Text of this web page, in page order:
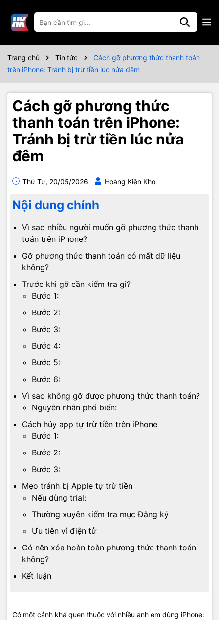
Trang chủ Tin tức
Cách gỡ phương thức thanh toán
trên iPhone: Tránh bị trừ tiền lúc nửa đêm
Cách gỡ phương thức
thanh toán trên iPhone:
Tránh bị trừ tiền lúc nửa
đêm
Thứ Tư, 20/05/2026 Hoàng Kiên Kho
Nội dung chính
Vì sao nhiều người muốn gỡ phương thức thanh
toán trên iPhone?
Gỡ phương thức thanh toán có mất dữ liệu
không?
Trước khi gỡ cần kiểm tra gì?
Bước 1:
Bước 2:
Bước 3:
Bước 4:
Bước 5:
Bước 6:
Vì sao không gỡ được phương thức thanh toán?
Nguyên nhân phổ biến:
Cách hủy app tự trừ tiền trên iPhone
Bước 1:
Bước 2:
Bước 3:
Mẹo tránh bị Apple tự trừ tiền
Nếu dùng trial:
Thường xuyên kiểm tra mục Đăng ký
Ưu tiên ví điện tử
Có nên xóa hoàn toàn phương thức thanh toán
không?
Kết luận
Có một cảnh khá quen thuộc với nhiều anh em dùng iPhone: